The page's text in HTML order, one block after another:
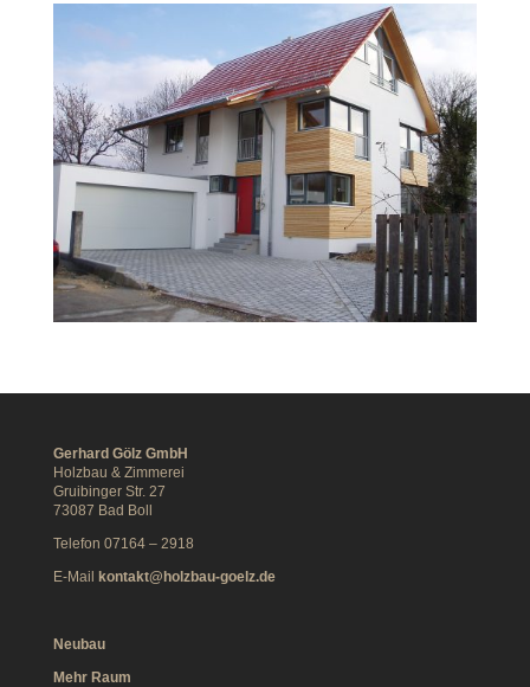
Gerhard Gölz GmbH
Holzbau & Zimmerei
Gruibinger Str. 27
73087 Bad Boll
Telefon 07164 – 2918
E-Mail kontakt@holzbau-goelz.de
Neubau
Mehr Raum